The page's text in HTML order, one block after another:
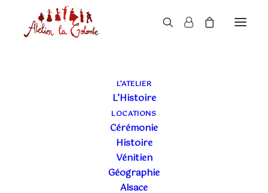
L’ATELIER
L’Histoire
LOCATIONS
Cérémonie
Histoire
Vénitien
Géographie
Alsace